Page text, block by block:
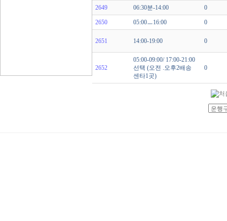
2649 06:30분-14:00 0
2650 05:00ㅡ16:00 0
2651 14:00-19:00 0
2652
05:00-09:00/ 17:00-21:00
선택 (오전 .오후2배송
센타1곳)
0